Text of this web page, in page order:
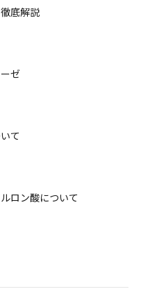
底解説
ゼ
て
ロン酸について